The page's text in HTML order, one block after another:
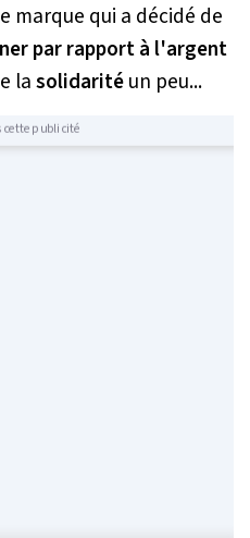
marque qui a décidé de
par rapport à l'argent
lasolidaritéun peu...
cette publicité